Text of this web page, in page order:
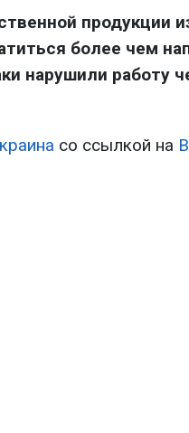
продукции
более чем
нарушили работу
со ссылкой на